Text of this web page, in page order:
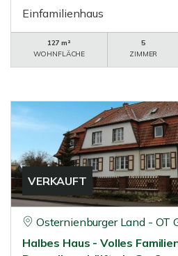
Einfamilienhaus
127 m²
WOHNFLÄCHE
5
ZIMMER
VERKAUFT
Osternienburger Land - OT
Halbes Haus - Volles